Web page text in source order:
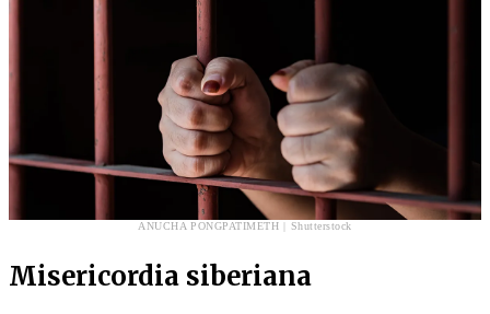
ANUCHA PONGPATIMETH | Shutterstock
Misericordia siberiana